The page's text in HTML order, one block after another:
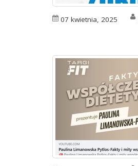
07 kwietnia, 2025